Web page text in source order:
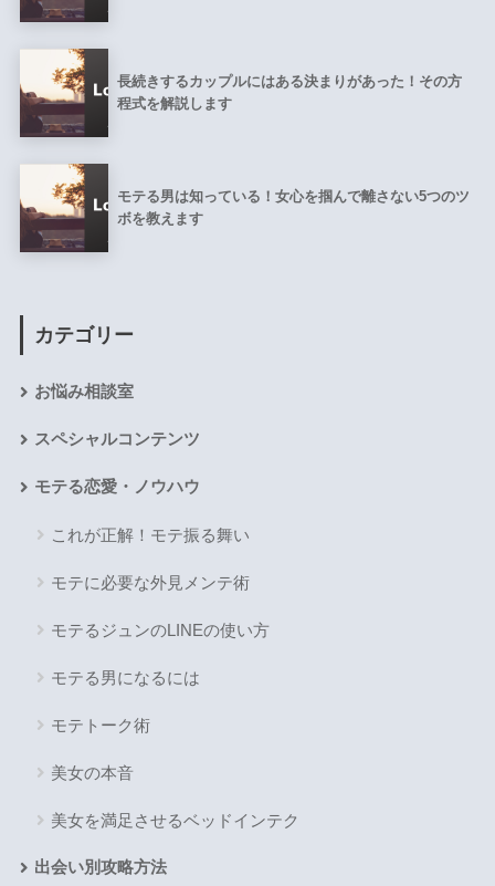
長続きするカップルにはある決まりがあった！その方
程式を解説します
モテる男は知っている！女心を掴んで離さない5つのツ
ボを教えます
カテゴリー
お悩み相談室
スペシャルコンテンツ
モテる恋愛・ノウハウ
これが正解！モテ振る舞い
モテに必要な外見メンテ術
モテるジュンのLINEの使い方
モテる男になるには
モテトーク術
美女の本音
美女を満足させるベッドインテク
出会い別攻略方法